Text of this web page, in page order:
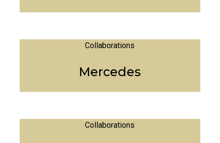
Collaborations
Mercedes
Collaborations